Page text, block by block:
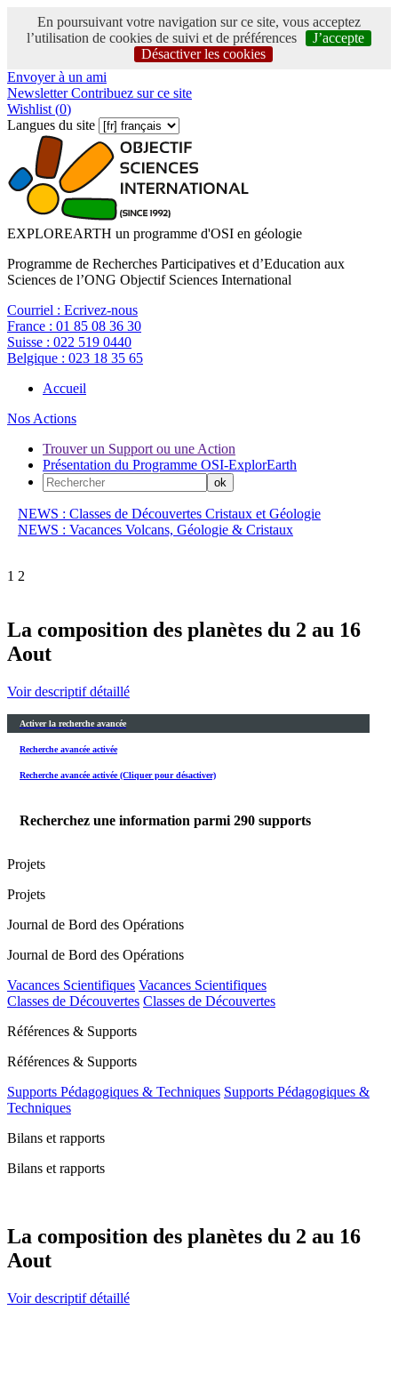
En poursuivant votre navigation sur ce site, vous acceptez
l’utilisation de cookies de suivi et de préférences
J’accepte
Désactiver les cookies
Envoyer à un ami
NewsletterContribuez sur ce site
Wishlist (0)
Langues du site
EXPLOREARTH un programme d'OSI en géologie
Programme de Recherches Participatives et d’Education aux
Sciences de l’ONG Objectif Sciences International
Courriel : Ecrivez-nous
France : 01 85 08 36 30
Suisse : 022 519 0440
Belgique : 023 18 35 65
Accueil
Nos Actions
Trouver un Support ou une Action
Présentation du Programme OSI-ExplorEarth
NEWS : Classes de Découvertes Cristaux et Géologie
NEWS : Vacances Volcans, Géologie & Cristaux
1 2
La composition des planètes du 2 au 16
Aout
Voir descriptif détaillé
Activer la recherche avancée
Recherche avancée activée
Recherche avancée activée (Cliquer pour désactiver)
Recherchez une information parmi 290 supports
Projets
Projets
Journal de Bord des Opérations
Journal de Bord des Opérations
Vacances Scientifiques Vacances Scientifiques
Classes de Découvertes Classes de Découvertes
Références & Supports
Références & Supports
Supports Pédagogiques & Techniques Supports Pédagogiques &
Techniques
Bilans et rapports
Bilans et rapports
La composition des planètes du 2 au 16
Aout
Voir descriptif détaillé